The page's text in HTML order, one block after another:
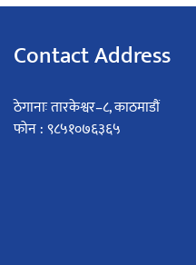
Contact Address
ठेगानाः तारकेश्वर–८, काठमाडौं
फोन : ९८५१०७६३६५